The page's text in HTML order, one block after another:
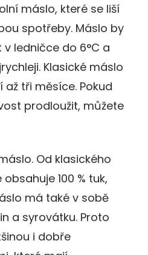
máslo, které se liší
spotřeby. Máslo by
ledničce do 6°C a
Klasické máslo
tři měsíce. Pokud
prodloužit, můžete
Od klasického
100 % tuk,
má také v sobě
a syrovátku. Proto
i dobře